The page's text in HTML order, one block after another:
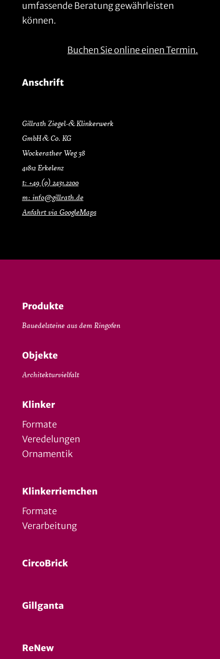
umfassende Beratung gewährleisten
können.
Buchen Sie online einen Termin.
Anschrift
Gillrath Ziegel- & Klinkerwerk
GmbH & Co. KG
Wockerather Weg 38
41812 Erkelenz
t: +49 (0) 2431.2200
m: info@gillrath.de
Anfahrt via GoogleMaps
Produkte
Bauedelsteine aus dem Ringofen
Objekte
Architekturvielfalt
Klinker
Formate
Veredelungen
Ornamentik
Klinkerriemchen
Formate
Verarbeitung
CircoBrick
Gillganta
ReNew